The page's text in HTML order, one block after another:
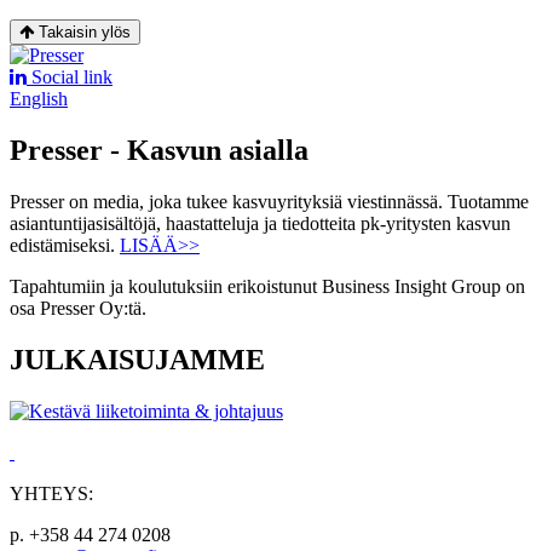
Takaisin ylös
Social link
English
Presser - Kasvun asialla
Presser on media, joka tukee kasvuyrityksiä viestinnässä. Tuotamme
asiantuntijasisältöjä, haastatteluja ja tiedotteita pk-yritysten kasvun
edistämiseksi. LISÄÄ>>
Tapahtumiin ja koulutuksiin erikoistunut Business Insight Group on
osa Presser Oy:tä.
JULKAISUJAMME
YHTEYS:
p. +358 44 274 0208